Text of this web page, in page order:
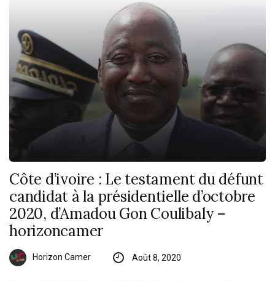
Côte d’ivoire : Le testament du défunt
candidat à la présidentielle d’octobre
2020, d’Amadou Gon Coulibaly –
horizoncamer
Horizon Camer Août 8, 2020